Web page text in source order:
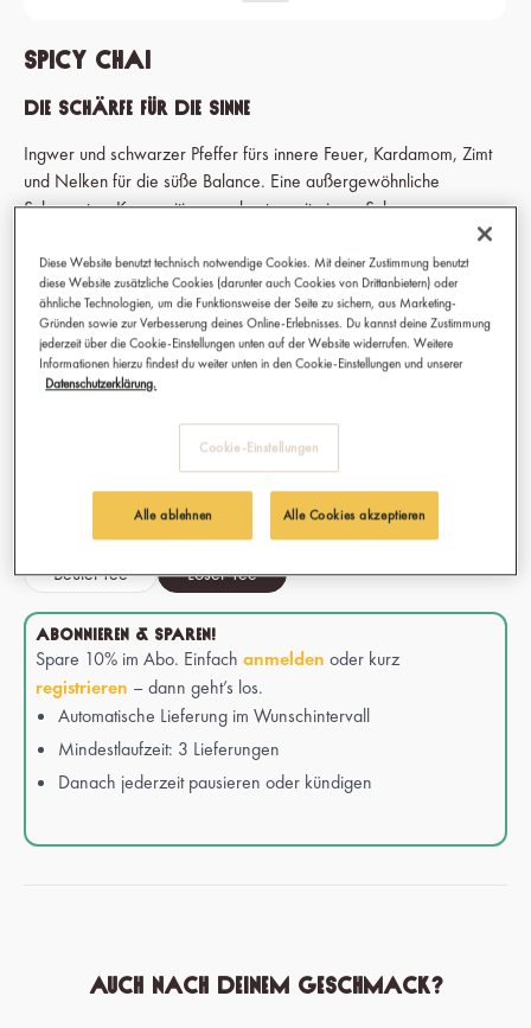
Spicy Chai
Die Schärfe für die Sinne
Ingwer und schwarzer Pfeffer fürs innere Feuer, Kardamom, Zimt
und Nelken für die süße Balance. Eine außergewöhnliche
Schwarztee-Komposition, am besten mit einem Schuss
Milch(alternative) und Honig serviert, das ist unser Spicy Chai.
*Aufgrund einer aktuellen Layout-Umstellung können Darstellung
und finales Produkt voneinander abweichen, das Produkt ist
unverändert.
Sofort verfügbar, Lieferzeit: 1-3 Tage
Beutel Tee Loser Tee
ABONNIEREN & SPAREN!
Spare 10% im Abo. Einfach anmelden oder kurz
registrieren – dann geht’s los.
Automatische Lieferung im Wunschintervall
Mindestlaufzeit: 3 Lieferungen
Danach jederzeit pausieren oder kündigen
Auch nach deinem Geschmack?
Diese Website benutzt technisch notwendige Cookies. Mit deiner Zustimmung benutzt
diese Website zusätzliche Cookies (darunter auch Cookies von Drittanbietern) oder
ähnliche Technologien, um die Funktionsweise der Seite zu sichern, aus Marketing-
Gründen sowie zur Verbesserung deines Online-Erlebnisses. Du kannst deine Zustimmung
jederzeit über die Cookie-Einstellungen unten auf der Website widerrufen. Weitere
Informationen hierzu findest du weiter unten in den Cookie-Einstellungen und unserer
Datenschutzerklärung.
Cookie-Einstellungen
Alle ablehnen Alle Cookies akzeptieren